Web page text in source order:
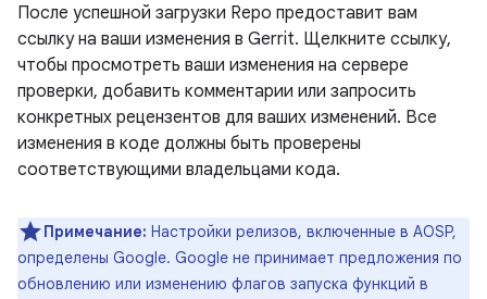
После успешной загрузки Repo предоставит вам
ссылку на ваши изменения в Gerrit. Щелкните ссылку,
чтобы просмотреть ваши изменения на сервере
проверки, добавить комментарии или запросить
конкретных рецензентов для ваших изменений. Все
изменения в коде должны быть проверены
соответствующими владельцами кода.
Примечание: Настройки релизов, включенные в AOSP,
определены Google. Google не принимает предложения по
обновлению или изменению флагов запуска функций в